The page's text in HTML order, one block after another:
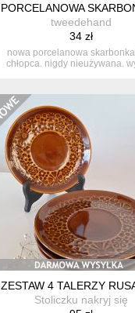
PORCELANOWA
tweedehand
34 zł
nowa porcelanowa
chłopca. nigdy nieużywana.
ZESTAW 4 TALERZY
Stoliczku nakryj się